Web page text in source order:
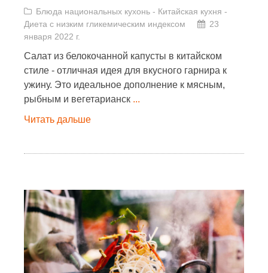
Блюда национальных кухонь - Китайская кухня -
Диета с низким гликемическим индексом
23
января 2022 г.
Салат из белокочанной капусты в китайском
стиле - отличная идея для вкусного гарнира к
ужину. Это идеальное дополнение к мясным,
рыбным и вегетарианск ...
Читать дальше